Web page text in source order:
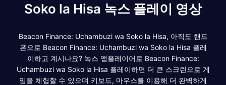
Soko la Hisa 녹스 플레이 영상
Beacon Finance: Uchambuzi wa Soko la Hisa, 아직도 핸드
폰으로 Beacon Finance: Uchambuzi wa Soko la Hisa 플레
이하고 계시나요? 녹스 앱플레이어로 Beacon Finance:
Uchambuzi wa Soko la Hisa 플레이하면 더 큰 스크린으로 게
임을 체험할 수 있으며 키보드, 마우스를 이용해 더 완벽하게